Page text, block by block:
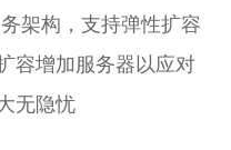
架构，支持弹性扩容
容增加服务器以应对
无隐忧